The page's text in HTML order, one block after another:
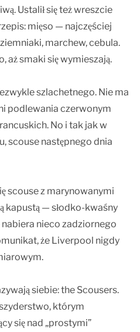
Ustalił się też wreszcie
mięso — najczęściej
marchew, cebula.
aż smaki się wymieszają.
szlachetnego. Nie ma
podlewania czerwonym
No i tak jak w
scouse następnego dnia
scouse z marynowanymi
kapustą — słodko-kwaśny
nieco zadziornego
że Liverpool nigdy
siebie: the Scousers.
którym
się nad „prostymi”